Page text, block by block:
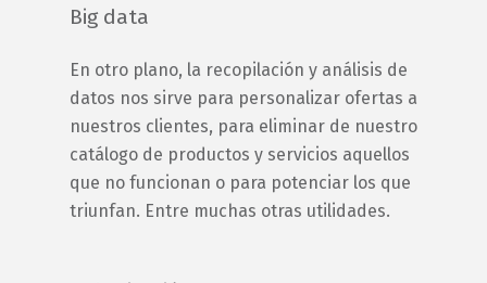
Big data
En otro plano, la recopilación y análisis de
datos nos sirve para personalizar ofertas a
nuestros clientes, para eliminar de nuestro
catálogo de productos y servicios aquellos
que no funcionan o para potenciar los que
triunfan. Entre muchas otras utilidades.